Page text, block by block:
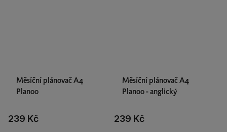
Měsíční plánovač A4
Planoo
239 Kč
Měsíční plánovač A4
Planoo - anglický
239 Kč